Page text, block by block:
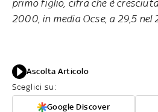
primo figlio, cifra che è
2000, in media Ocse, a 29,5 nel
Ascolta Articolo
Sceglici su:
Google Discover